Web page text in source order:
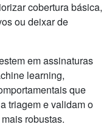
cobertura básica,
ou deixar de
em assinaturas
learning,
que
triagem e validam o
robustas.